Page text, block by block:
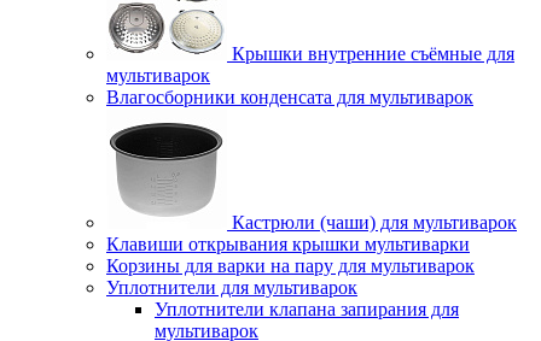
Крышки внутренние съёмные для
мультиварок
Влагосборники конденсата для мультиварок
Кастрюли (чаши) для мультиварок
Клавиши открывания крышки мультиварки
Корзины для варки на пару для мультиварок
Уплотнители для мультиварок
Уплотнители клапана запирания для
мультиварок